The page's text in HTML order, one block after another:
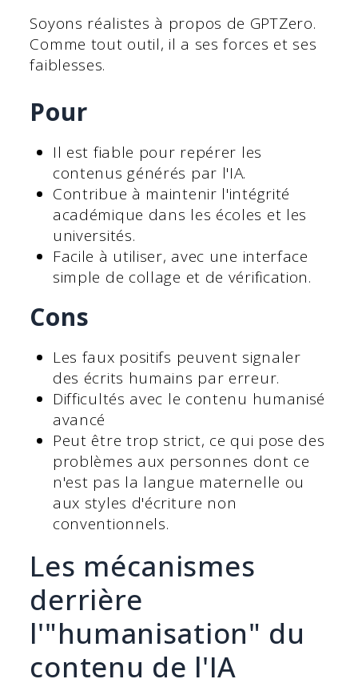
Soyons réalistes à propos de GPTZero.
Comme tout outil, il a ses forces et ses
faiblesses.
Pour
Il est fiable pour repérer les
contenus générés par l'IA.
Contribue à maintenir l'intégrité
académique dans les écoles et les
universités.
Facile à utiliser, avec une interface
simple de collage et de vérification.
Cons
Les faux positifs peuvent signaler
des écrits humains par erreur.
Difficultés avec le contenu humanisé
avancé
Peut être trop strict, ce qui pose des
problèmes aux personnes dont ce
n'est pas la langue maternelle ou
aux styles d'écriture non
conventionnels.
Les mécanismes
derrière
l'"humanisation" du
contenu de l'IA